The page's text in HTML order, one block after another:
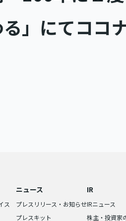
」にてココ
ス
ニュース
プレスリリース・お知らせ
プレスキット
IR
IRニュース
株主・投資家